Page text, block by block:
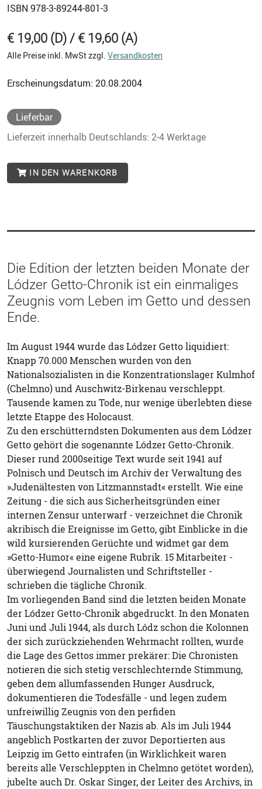
ISBN 978-3-89244-801-3
€ 19,00 (D) / € 19,60 (A)
Alle Preise inkl. MwSt zzgl. Versandkosten
Erscheinungsdatum: 20.08.2004
Lieferbar
Lieferzeit innerhalb Deutschlands: 2-4 Werktage
IN DEN WARENKORB
Die Edition der letzten beiden Monate der
Lódzer Getto-Chronik ist ein einmaliges
Zeugnis vom Leben im Getto und dessen
Ende.
Im August 1944 wurde das Lódzer Getto liquidiert:
Knapp 70.000 Menschen wurden von den
Nationalsozialisten in die Konzentrationslager Kulmhof
(Chelmno) und Auschwitz-Birkenau verschleppt.
Tausende kamen zu Tode, nur wenige überlebten diese
letzte Etappe des Holocaust.
Zu den erschütterndsten Dokumenten aus dem Lódzer
Getto gehört die sogenannte Lódzer Getto-Chronik.
Dieser rund 2000seitige Text wurde seit 1941 auf
Polnisch und Deutsch im Archiv der Verwaltung des
»Judenältesten von Litzmannstadt« erstellt. Wie eine
Zeitung - die sich aus Sicherheitsgründen einer
internen Zensur unterwarf - verzeichnet die Chronik
akribisch die Ereignisse im Getto, gibt Einblicke in die
wild kursierenden Gerüchte und widmet gar dem
»Getto-Humor« eine eigene Rubrik. 15 Mitarbeiter -
überwiegend Journalisten und Schriftsteller -
schrieben die tägliche Chronik.
Im vorliegenden Band sind die letzten beiden Monate
der Lódzer Getto-Chronik abgedruckt. In den Monaten
Juni und Juli 1944, als durch Lódz schon die Kolonnen
der sich zurückziehenden Wehrmacht rollten, wurde
die Lage des Gettos immer prekärer: Die Chronisten
notieren die sich stetig verschlechternde Stimmung,
geben dem allumfassenden Hunger Ausdruck,
dokumentieren die Todesfälle - und legen zudem
unfreiwillig Zeugnis von den perfiden
Täuschungstaktiken der Nazis ab. Als im Juli 1944
angeblich Postkarten der zuvor Deportierten aus
Leipzig im Getto eintrafen (in Wirklichkeit waren
bereits alle Verschleppten in Chelmno getötet worden),
jubelte auch Dr. Oskar Singer, der Leiter des Archivs, in